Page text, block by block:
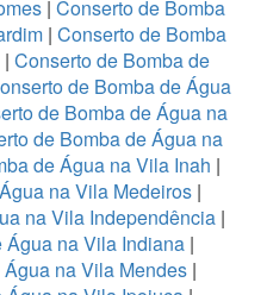
| Conserto de Bomba
| Conserto de Bomba
| Conserto de Bomba de
de Bomba de Água
de Bomba de Água na
de Bomba de Água na
de Água na Vila Inah |
na Vila Medeiros |
na Vila Independência |
na Vila Indiana|
na Vila Mendes|